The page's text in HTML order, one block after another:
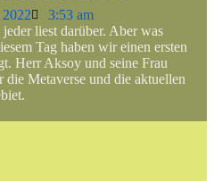
3:53 am
liest darüber. Aber was
Tag haben wir einen ersten
Herr Aksoy und seine Frau
die Metaverse und die aktuellen